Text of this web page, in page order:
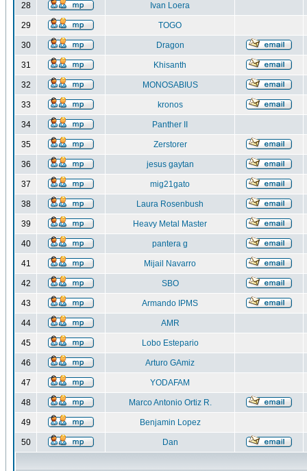
28 Ivan Loera
29 TOGO
30 Dragon
31 Khisanth
32 MONOSABIUS
33 kronos
34 Panther II
35 Zerstorer
36 jesus gaytan
37 mig21gato
38 Laura Rosenbush
39 Heavy Metal Master
40 pantera g
41 Mijail Navarro
42 SBO
43 Armando IPMS
44 AMR
45 Lobo Estepario
46 Arturo GAmiz
47 YODAFAM
48 Marco Antonio Ortiz R.
49 Benjamin Lopez
50 Dan